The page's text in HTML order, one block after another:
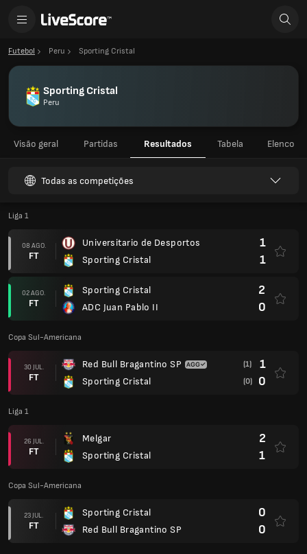
Futebol Peru Sporting Cristal
Sporting Cristal
Peru
Visão geral Partidas Resultados Tabela Elenco
Todas as competições
Liga 1
08 AGO.
FT
Universitario de Desportos
Sporting Cristal
1
1
02 AGO.
FT
Sporting Cristal
ADC Juan Pablo II
2
0
Copa Sul-Americana
30 JUL.
FT
Red Bull Bragantino SP
Sporting Cristal
(1) 1
(0) 0
Liga 1
26 JUL.
FT
Melgar
Sporting Cristal
2
1
Copa Sul-Americana
23 JUL.
FT
Sporting Cristal
Red Bull Bragantino SP
0
0